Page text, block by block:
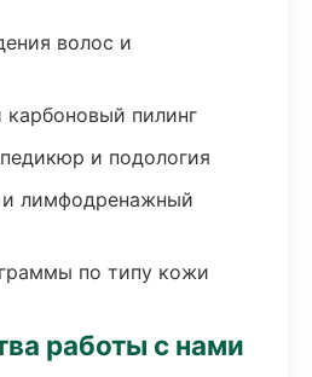
волос и
карбоновый пилинг
и подология
и лимфодренажный
по типу кожи
работы с нами